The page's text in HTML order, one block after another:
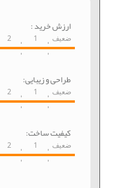
ارزش خرید :
ضعیف 1
2
طراحی و زیبایی:
ضعیف 1
2
کیفیت ساخت:
ضعیف 1
2